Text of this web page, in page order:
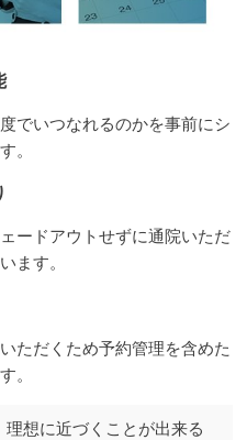
でいつなれるのかを事前にシ
。
ードアウトせずに通院いただ
ます。
ただくため予約管理を含めた
。
想に近づくことが出来る